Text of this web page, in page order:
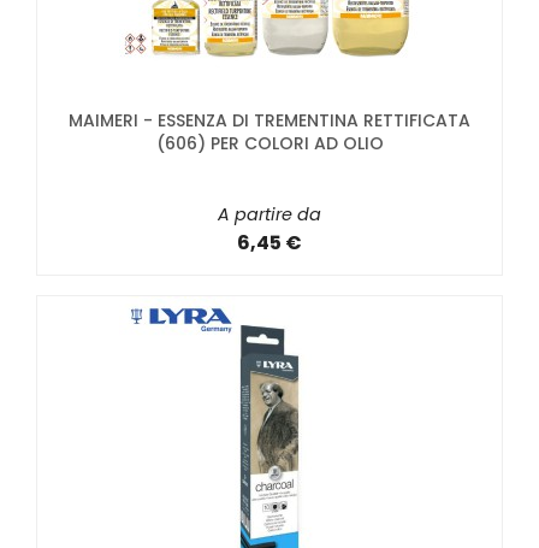
MAIMERI - ESSENZA DI TREMENTINA RETTIFICATA
(606) PER COLORI AD OLIO
A partire da
6,45 €